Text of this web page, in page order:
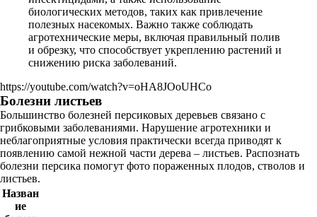
биологических методов, таких как привлечение
полезных насекомых. Важно также соблюдать
агротехнические меры, включая правильный полив
и обрезку, что способствует укреплению растений и
снижению риска заболеваний.
https://youtube.com/watch?v=oHA8JOoUHCo
Болезни листьев
Большинство болезней персиковых деревьев связано с
грибковыми заболеваниями. Нарушение агротехники и
неблагоприятные условия практически всегда приводят к
появлению самой нежной части дерева – листьев. Распознать
болезни персика помогут фото пораженных плодов, стволов и
листьев.
Назван
ие